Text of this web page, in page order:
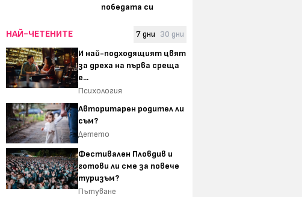
победата си
НАЙ-ЧЕТЕНИТЕ 7 дни 30 дни
И най-подходящият цвят
за дреха на първа среща
е...
Психология
Авторитарен родител ли
съм?
Детето
Фестивален Пловдив и
готови ли сме за повече
туризъм?
Пътуване